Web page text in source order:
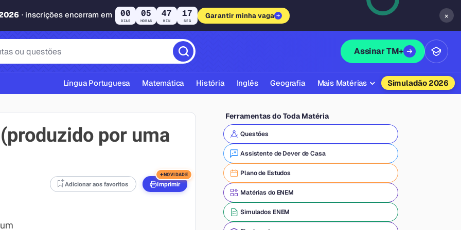
· inscrições encerram em 00
DIAS
05
HORAS
47
MIN
16
SEG
Garantir minha vaga ×
Assinar TM+
ABNT
Língua Portuguesa Matemática História Inglês Geografia Mais Matérias
Química
Física
Filosofia
Literatura
Simuladão 2026
por uma
Adicionar aos favoritos Imprimir
+NOVIDADE
Ferramentas do Toda Matéria
Questões
Assistente de Dever de Casa
Plano de Estudos
Matérias do ENEM
Simulados ENEM